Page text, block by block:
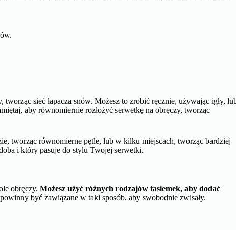
sieć łapacza snów. Możesz to zrobić ręcznie, używając igły,
aby równomiernie rozłożyć serwetkę na obręczy, tworząc
tworząc równomierne pętle, lub w kilku miejscach, tworząc bardziej
i który pasuje do stylu Twojej serwetki.
obręczy.Możesz użyć różnych rodzajów tasiemek, aby dodać
być zawiązane w taki sposób, aby swobodnie zwisały.